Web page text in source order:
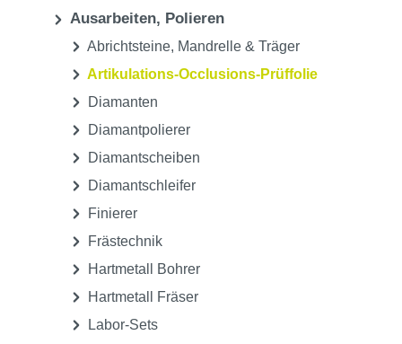
Ausarbeiten, Polieren
Abrichtsteine, Mandrelle & Träger
Artikulations-Occlusions-Prüffolie
Diamanten
Diamantpolierer
Diamantscheiben
Diamantschleifer
Finierer
Frästechnik
Hartmetall Bohrer
Hartmetall Fräser
Labor-Sets